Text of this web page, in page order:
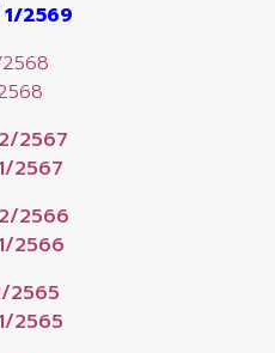
2569
2567
2567
2566
2566
2565
2565